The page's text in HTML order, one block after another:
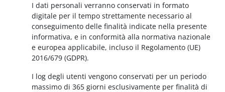
I dati personali verranno conservati in formato
digitale per il tempo strettamente necessario al
conseguimento delle finalità indicate nella presente
informativa, e in conformità alla normativa nazionale
e europea applicabile, incluso il Regolamento (UE)
2016/679 (GDPR).
I log degli utenti vengono conservati per un periodo
massimo di 365 giorni esclusivamente per finalità di